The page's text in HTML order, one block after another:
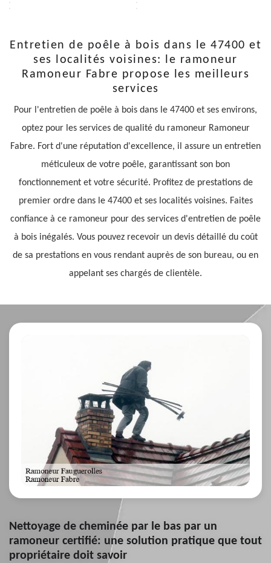
Entretien de poêle à bois dans le 47400 et
ses localités voisines: le ramoneur
Ramoneur Fabre propose les meilleurs
services
Pour l'entretien de poêle à bois dans le 47400 et ses environs,
optez pour les services de qualité du ramoneur Ramoneur
Fabre. Fort d'une réputation d'excellence, il assure un entretien
méticuleux de votre poêle, garantissant son bon
fonctionnement et votre sécurité. Profitez de prestations de
premier ordre dans le 47400 et ses localités voisines. Faites
confiance à ce ramoneur pour des services d'entretien de poêle
à bois inégalés. Vous pouvez recevoir un devis détaillé du coût
de sa prestations en vous rendant auprès de son bureau, ou en
appelant ses chargés de clientèle.
Nettoyage de cheminée par le bas par un
ramoneur certifié: une solution pratique que tout
propriétaire doit savoir